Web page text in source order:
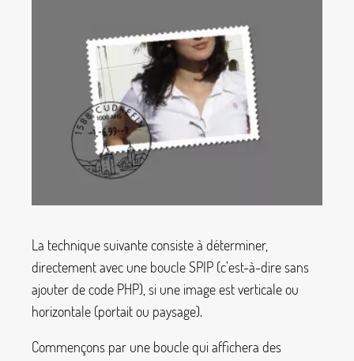
La technique suivante consiste à déterminer,
directement avec une boucle SPIP (c’est-à-dire sans
ajouter de code PHP), si une image est verticale ou
horizontale (portait ou paysage).
Commençons par une boucle qui affichera des